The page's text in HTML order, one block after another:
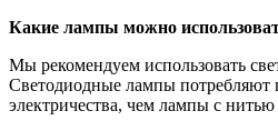
Какие лампы можно
Мы рекомендуем использовать
Светодиодные лампы потребляют
электричества, чем лампы с